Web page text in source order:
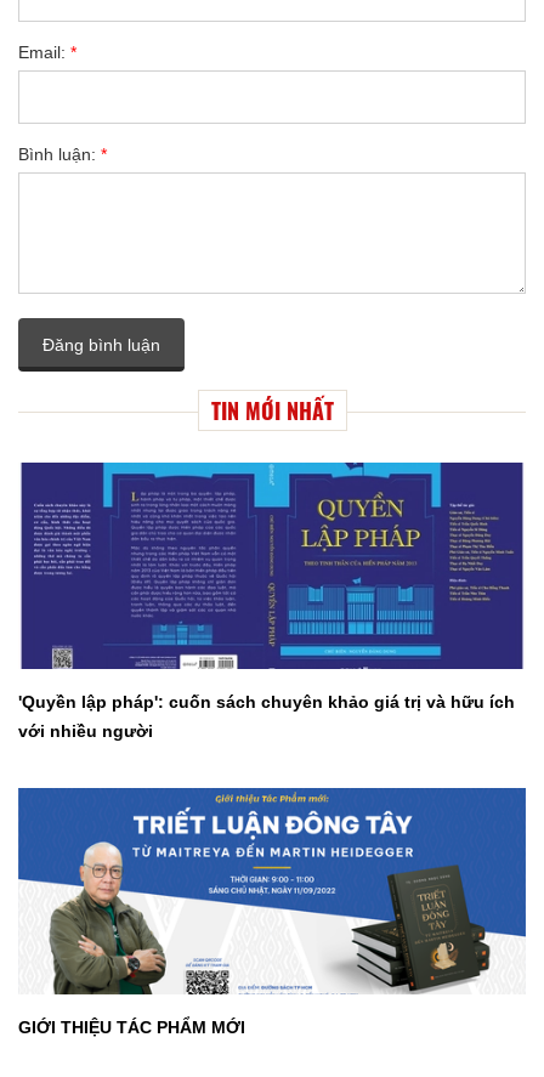
Email: *
Bình luận: *
Đăng bình luận
TIN MỚI NHẤT
'Quyền lập pháp': cuốn sách chuyên khảo giá trị và hữu ích
với nhiều người
GIỚI THIỆU TÁC PHẨM MỚI